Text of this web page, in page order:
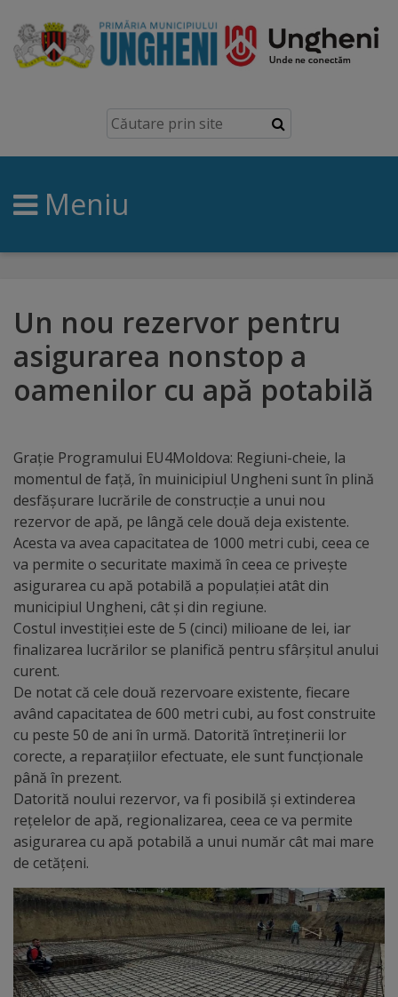
Ungheni
Prezentare
generală
Simbolurile
brand
Orașe
înfrățite
Cetățeni
de
onoare
Deținători
ai
titlului
„Merite
pentru
Ungheni”
Diplome
de
Excelență
Ungheniul
turistic
Obiective
Meniu
Un nou rezervor pentru
asigurarea nonstop a
oamenilor cu apă potabilă
Grație Programului EU4Moldova: Regiuni-cheie, la
momentul de față, în muinicipiul Ungheni sunt în plină
desfășurare lucrările de construcție a unui nou
rezervor de apă, pe lângă cele două deja existente.
Acesta va avea capacitatea de 1000 metri cubi, ceea ce
va permite o securitate maximă în ceea ce privește
asigurarea cu apă potabilă a populației atât din
municipiul Ungheni, cât și din regiune.
Costul investiției este de 5 (cinci) milioane de lei, iar
finalizarea lucrărilor se planifică pentru sfârșitul anului
curent.
De notat că cele două rezervoare existente, fiecare
având capacitatea de 600 metri cubi, au fost construite
cu peste 50 de ani în urmă. Datorită întreținerii lor
corecte, a reparațiilor efectuate, ele sunt funcționale
până în prezent.
Datorită noului rezervor, va fi posibilă și extinderea
rețelelor de apă, regionalizarea, ceea ce va permite
asigurarea cu apă potabilă a unui număr cât mai mare
de cetățeni.